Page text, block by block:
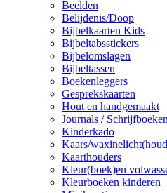
Beelden
Belijdenis/Doop
Bijbelkaarten Kids
Bijbeltabsstickers
Bijbelomslagen
Bijbeltassen
Boekenleggers
Gesprekskaarten
Hout en handgemaakt
Journals / Schrijfboeken
Kinderkado
Kaars/
Kaarthouders
Kleur(boek)en
Kleurboeken kinderen